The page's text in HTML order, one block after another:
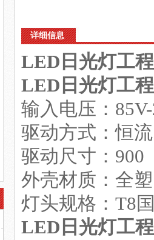
详细信息
LED日光灯工程
LED日光灯工程
输入电压：
驱动方式：恒流
驱动尺寸：900
外壳材质：全
灯头规格：T8
LED日光灯工程